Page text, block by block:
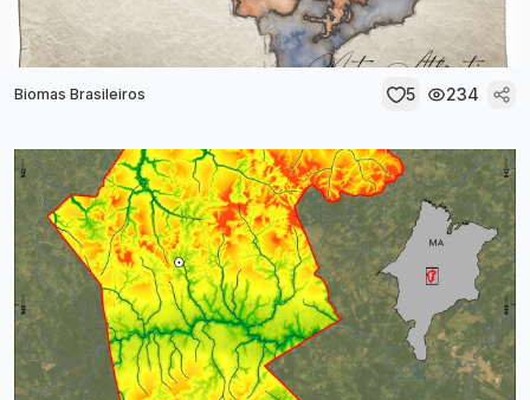
Biomas Brasileiros 5 234